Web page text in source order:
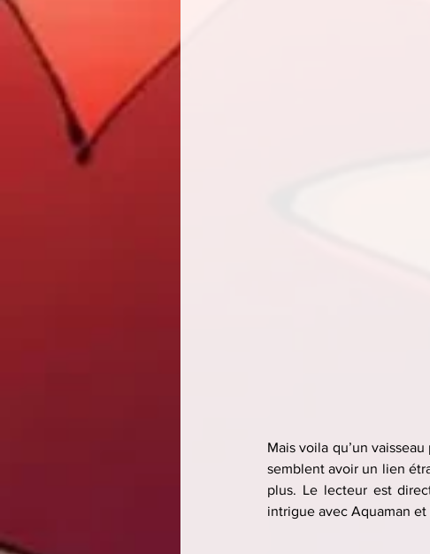
Mais voila qu’un
semblent avoir un lien
plus. Le lecteur est
intrigue avec Aquaman et